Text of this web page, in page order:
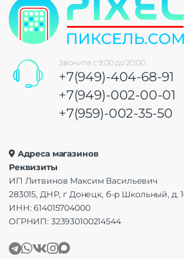
Звоните с 9:00 до 20:00
+7(949)-404-68-91
+7(949)-002-00-01
+7(959)-002-35-50
Адреса магазинов
Реквизиты
ИП Литвинов Максим Васильевич
283015, ДНР, г Донецк, б-р Школьный, д.
ИНН: 614015704000
ОГРНИП: 323930100214544